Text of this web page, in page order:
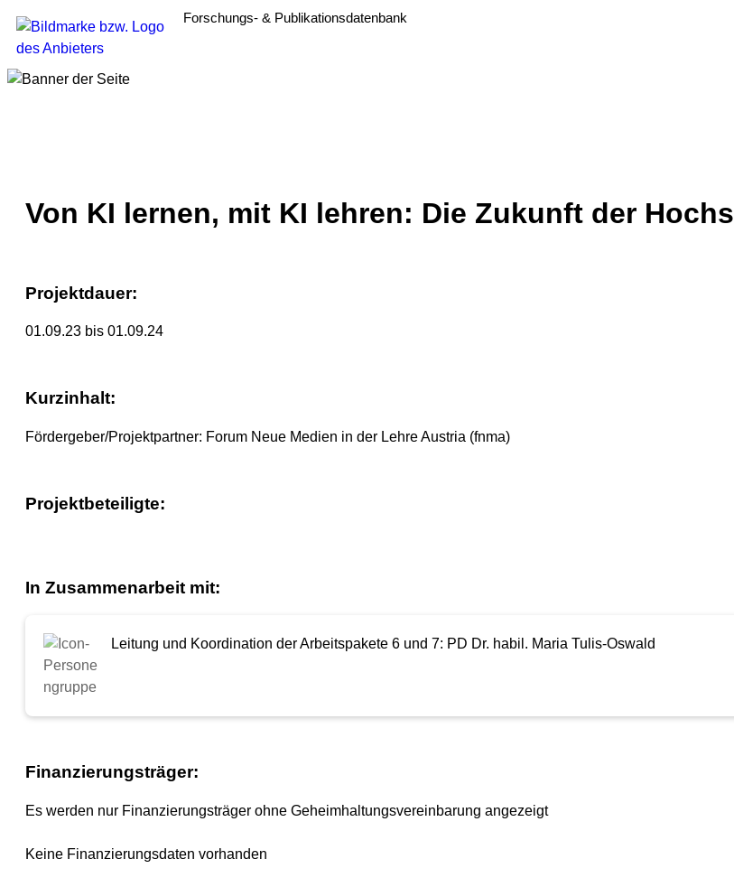
Forschungs- & Publikationsdatenbank
Von KI lernen, mit KI lehren: Die Zukunft der
Projektdauer:
01.09.23 bis 01.09.24
Kurzinhalt:
Fördergeber/Projektpartner: Forum Neue Medien in der Lehre Austria (fnma)
Projektbeteiligte:
In Zusammenarbeit mit:
Leitung und Koordination der Arbeitspakete 6 und 7: PD Dr. habil. Maria Tulis-Oswald
Finanzierungsträger:
Es werden nur Finanzierungsträger ohne Geheimhaltungsvereinbarung angezeigt
Keine Finanzierungsdaten vorhanden